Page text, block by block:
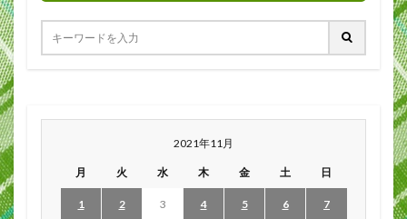
2021年11月
月 火 水 木 金 土 日
1 2 3 4 5 6 7